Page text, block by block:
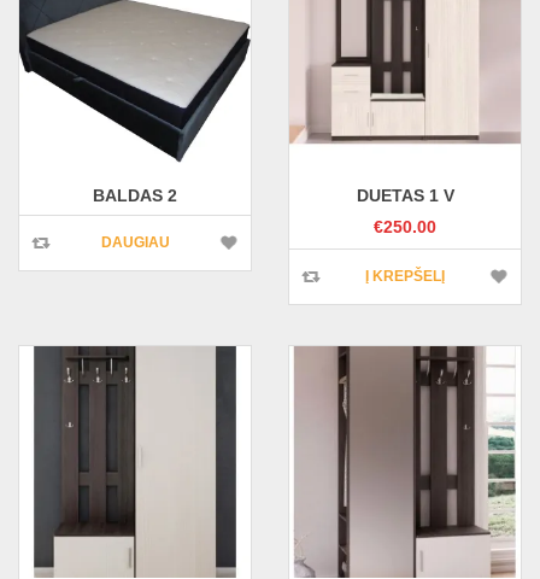
BALDAS 2
DAUGIAU
DUETAS 1 V
€250.00
Į KREPŠELĮ